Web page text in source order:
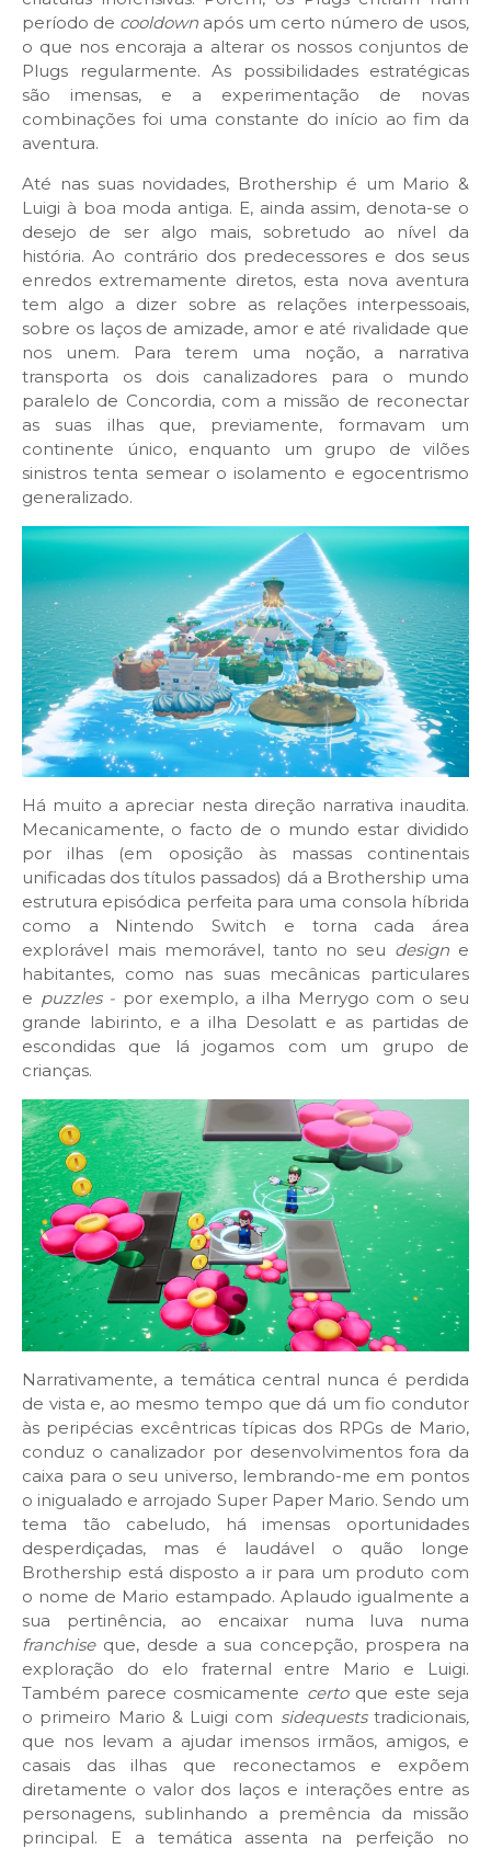
período de cooldown após um certo número de usos,
o que nos encoraja a alterar os nossos conjuntos de
Plugs regularmente. As possibilidades estratégicas
são imensas, e a experimentação de novas
combinações foi uma constante do início ao fim da
aventura.
Até nas suas novidades, Brothership é um Mario &
Luigi à boa moda antiga. E, ainda assim, denota-se o
desejo de ser algo mais, sobretudo ao nível da
história. Ao contrário dos predecessores e dos seus
enredos extremamente diretos, esta nova aventura
tem algo a dizer sobre as relações interpessoais,
sobre os laços de amizade, amor e até rivalidade que
nos unem. Para terem uma noção, a narrativa
transporta os dois canalizadores para o mundo
paralelo de Concordia, com a missão de reconectar
as suas ilhas que, previamente, formavam um
continente único, enquanto um grupo de vilões
sinistros tenta semear o isolamento e egocentrismo
generalizado.
Há muito a apreciar nesta direção narrativa inaudita.
Mecanicamente, o facto de o mundo estar dividido
por ilhas (em oposição às massas continentais
unificadas dos títulos passados) dá a Brothership uma
estrutura episódica perfeita para uma consola híbrida
como a Nintendo Switch e torna cada área
explorável mais memorável, tanto no seu design e
habitantes, como nas suas mecânicas particulares
e puzzles - por exemplo, a ilha Merrygo com o seu
grande labirinto, e a ilha Desolatt e as partidas de
escondidas que lá jogamos com um grupo de
crianças.
Narrativamente, a temática central nunca é perdida
de vista e, ao mesmo tempo que dá um fio condutor
às peripécias excêntricas típicas dos RPGs de Mario,
conduz o canalizador por desenvolvimentos fora da
caixa para o seu universo, lembrando-me em pontos
o inigualado e arrojado Super Paper Mario. Sendo um
tema tão cabeludo, há imensas oportunidades
desperdiçadas, mas é laudável o quão longe
Brothership está disposto a ir para um produto com
o nome de Mario estampado. Aplaudo igualmente a
sua pertinência, ao encaixar numa luva numa
franchiseque, desde a sua concepção, prospera na
exploração do elo fraternal entre Mario e Luigi.
Também parece cosmicamente certo que este seja
o primeiro Mario & Luigi com sidequeststradicionais,
que nos levam a ajudar imensos irmãos, amigos, e
casais das ilhas que reconectamos e expõem
diretamente o valor dos laços e interações entre as
personagens, sublinhando a premência da missão
principal. E a temática assenta na perfeição no